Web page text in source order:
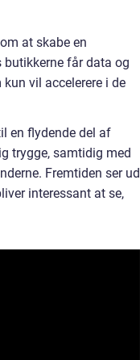
at skabe en
butikkerne får data og
vil accelerere i de
en flydende del af
trygge, samtidig med
Fremtiden ser ud
interessant at se,